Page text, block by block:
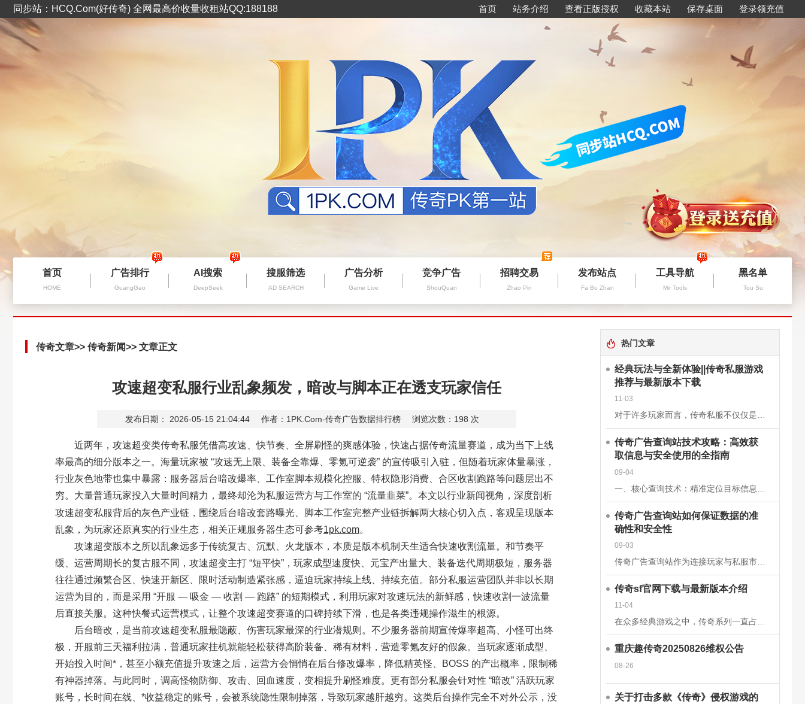
同步站：HCQ.Com(好传奇) 全网最高价收量收租站QQ:188188 首页 站务介绍 查看正版授权 收藏本站 保存桌面 登录领充值
首页
HOME
广告排行
GuangGao
AI搜索
DeepSeek
搜服筛选
AD SEARCH
广告分析
Game Live
竞争广告
ShouQuan
招聘交易
Zhao Pin
发布站点
Fa Bu Zhan
工具导航
Mir Tools
黑名单
Tou Su
传奇文章>> 传奇新闻>> 文章正文
攻速超变私服行业乱象频发，暗改与脚本正在透支玩家信任
发布日期： 2026-05-15 21:04:44 作者：1PK.Com-传奇广告数据排行榜 浏览次数： 198 次
近两年，攻速超变类传奇私服凭借高攻速、快节奏、全屏刷怪的爽感体验，快速占据传奇流量赛道，成为当下上线
率最高的细分版本之一。海量玩家被 “攻速无上限、装备全靠爆、零氪可逆袭” 的宣传吸引入驻，但随着玩家体量暴涨，
行业灰色地带也集中暴露：服务器后台暗改爆率、工作室脚本规模化控服、特权隐形消费、合区收割跑路等问题层出不
穷。大量普通玩家投入大量时间精力，最终却沦为私服运营方与工作室的 “流量韭菜”。本文以行业新闻视角，深度剖析
攻速超变私服背后的灰色产业链，围绕后台暗改套路曝光 脚本工作室完整产业链拆解两大核心切入点，客观呈现版本
乱象，为玩家还原真实的行业生态，相关正规服务器生态可参考1pk.com。
攻速超变版本之所以乱象远多于传统复古、沉默、火龙版本，本质是版本机制天生适合快速收割流量。和节奏平
缓、运营周期长的复古服不同，攻速超变主打 “短平快”，玩家成型速度快、元宝产出量大、装备迭代周期极短，服务器
往往通过频繁合区、快速开新区、限时活动制造紧张感，逼迫玩家持续上线、持续充值。部分私服运营团队并非以长期
运营为目的，而是采用 “开服 — 吸金 — 收割 — 跑路” 的短期模式，利用玩家对攻速玩法的新鲜感，快速收割一波流量
后直接关服。这种快餐式运营模式，让整个攻速超变赛道的口碑持续下滑，也是各类违规操作滋生的根源。
后台暗改，是当前攻速超变私服最隐蔽、伤害玩家最深的行业潜规则。不少服务器前期宣传爆率超高、小怪可出终
极，开服前三天福利拉满，普通玩家挂机就能轻松获得高阶装备、稀有材料，营造零氪友好的假象。当玩家逐渐成型、
开始投入时间*，甚至小额充值提升攻速之后，运营方会悄悄在后台修改爆率，降低精英怪、BOSS 的产出概率，限制稀
有神器掉落。与此同时，调高怪物防御、攻击、回血速度，变相提升刷怪难度。更有部分私服会针对性 “暗改” 活跃玩家
账号，长时间在线、*收益稳定的账号，会被系统隐性限制掉落，导致玩家越肝越穷。这类后台操作完全不对外公示，没
热门文章
经典玩法与全新体验||传奇私服游戏
推荐与最新版本下载
11-03
对于许多玩家而言，传奇私服不仅仅是一款游戏，更是一段青春的回忆。它继承了经典《传奇》的核心玩法，保留了战士、法师、道士三大职业的经典设定，同时在画面、操作和系统上进行了优化升级，让老玩家找回曾经的激情
传奇广告查询站技术攻略：高效获
取信息与安全使用的全指南
09-04
传奇广告查询站如何保证数据的准
确性和安全性
09-03
传奇sf官网下载与最新版本介绍
11-04
在众多经典游戏之中，传奇系列一直占据着不可替代的地位。无论是当年在网吧里与朋友并肩作战的热血时刻，还是如今在手机或电脑上重温那段激情岁月，传奇sf都以其独特的魅力吸引着无数玩家。而随着技术的发展和玩家
重庆趣传奇20250826维权公告
08-26
关于打击多款《传奇》侵权游戏的